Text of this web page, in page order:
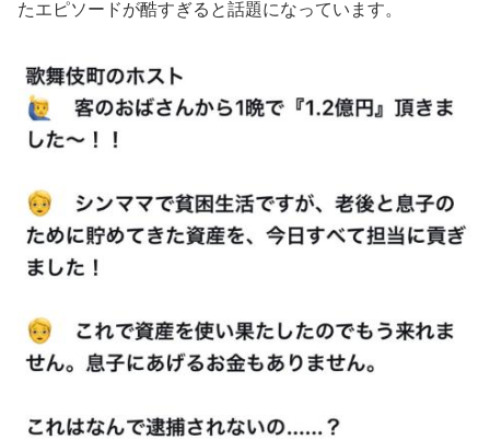
たエピソードが酷すぎると話題になっています。